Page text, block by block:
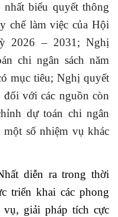
biểu quyết thông
chế làm việc của Hội
2026 – 2031; Nghị
chi ngân sách năm
mục tiêu; Nghị quyết
đối với các nguồn còn
dự toán chi ngân
một số nhiệm vụ khác
diễn ra trong thời
triển khai các phong
vụ, giải pháp tích cực